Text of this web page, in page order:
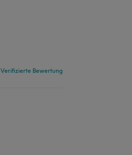
Verifizierte Bewertung